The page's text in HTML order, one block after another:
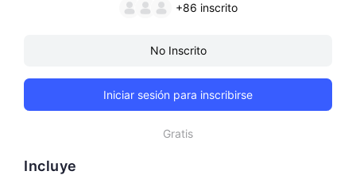
+86 inscrito
No Inscrito
Iniciar sesión para inscribirse
Gratis
Incluye